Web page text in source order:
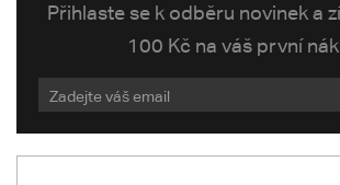
Přihlaste se k odběru novinek a
100 Kč na váš první